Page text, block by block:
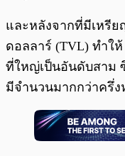
และหลังจากที่มีเหรี
ดอลลาร์ (TVL) ทำให้
ที่ใหญ่เป็นอันดับสาม
มีจำนวนมากกว่าครึ่